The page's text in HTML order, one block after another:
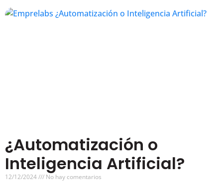
¿Automatización o
Inteligencia Artificial?
12/12/2024 No hay comentarios